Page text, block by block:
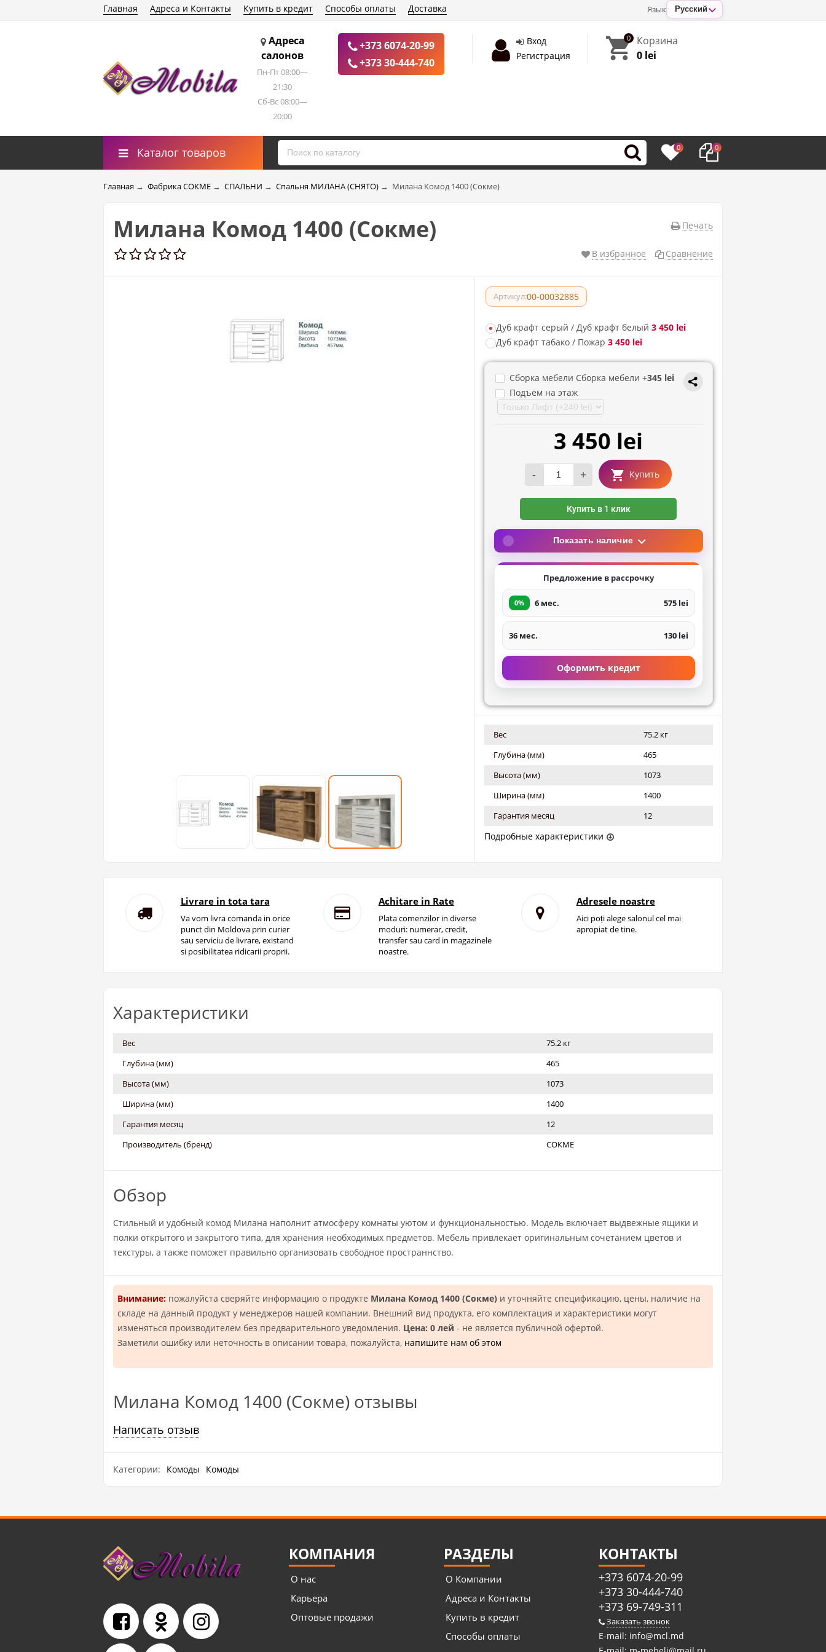
Язык Русский
Главная Адреса и Контакты Купить в кредит Способы оплаты Доставка
Адреса
салонов
Пн-Пт 08:00—
21:30
Сб-Вс 08:00—
20:00
+373 6074-20-99
+373 30-444-740
Вход
Регистрация
0
Корзина
0 lei
Каталог товаров 0 0
Главная → Фабрика СОКМЕ → СПАЛЬНИ → Спальня МИЛАНА (СНЯТО) → Милана Комод 1400 (Сокме)
Печать
Милана Комод 1400 (Сокме)
В избранное Сравнение
Артикул:00-00032885
Дуб крафт серый / Дуб крафт белый 3 450 lei
Дуб крафт табако / Пожар 3 450 lei
Сборка мебели Сборка мебели +345 lei
Подъём на этаж
3 450 lei
- + Купить
Купить в 1 клик
Показать наличие
Предложение в рассрочку
0% 6 мес. 575 lei
36 мес. 130 lei
Оформить кредит
Вес
75.2 кг
Глубина (мм)
465
Высота (мм)
1073
Ширина (мм)
1400
Гарантия месяц
12
Подробные характеристики
Livrare in tota tara
Va vom livra comanda in orice
punct din Moldova prin curier
sau serviciu de livrare, existand
si posibilitatea ridicarii proprii.
Achitare in Rate
Plata comenzilor in diverse
moduri: numerar, credit,
transfer sau card in magazinele
noastre.
Adresele noastre
Aici poți alege salonul cel mai
apropiat de tine.
Характеристики
Вес
75.2 кг
Глубина (мм)
465
Высота (мм)
1073
Ширина (мм)
1400
Гарантия месяц
12
Производитель (бренд)
СОКМЕ
Обзор
Стильный и удобный комод Милана наполнит атмосферу комнаты уютом и функциональностью. Модель включает выдвежные ящики и
полки открытого и закрытого типа, для хранения необходимых предметов. Мебель привлекает оригинальным сочетанием цветов и
текстуры, а также поможет правильно организовать свободное пространнство.
Внимание: пожалуйста сверяйте информацию о продукте Милана Комод 1400 (Сокме) и уточняйте спецификацию, цены, наличие на
складе на данный продукт у менеджеров нашей компании. Внешний вид продукта, его комплектация и характеристики могут
изменяться производителем без предварительного уведомления. Цена: 0 лей - не является публичной офертой.
Заметили ошибку или неточность в описании товара, пожалуйста, напишите нам об этом
Милана Комод 1400 (Сокме) отзывы
Написать отзыв
Категории: Комоды Комоды
КОМПАНИЯ
О нас
Карьера
Оптовые продажи
РАЗДЕЛЫ
О Компании
Адреса и Контакты
Купить в кредит
Способы оплаты
КОНТАКТЫ
+373 6074-20-99
+373 30-444-740
+373 69-749-311
Заказать звонок
E-mail: info@mcl.md